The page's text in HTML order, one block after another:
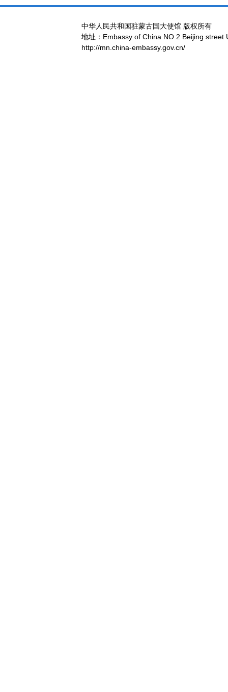
中华人民共和国驻蒙古国大使馆 版权所有
地址：Embassy of China NO.2 Beijing street
http://mn.china-embassy.gov.cn/